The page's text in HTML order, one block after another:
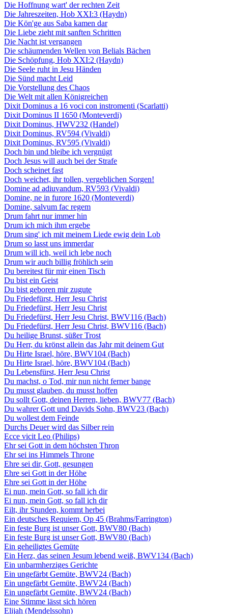
Die Hoffnung wart' der rechten Zeit
Die Jahreszeiten, Hob XXI:3 (Haydn)
Die Kön'ge aus Saba kamen dar
Die Liebe zieht mit sanften Schritten
Die Nacht ist vergangen
Die schäumenden Wellen von Belials Bächen
Die Schöpfung, Hob XXI:2 (Haydn)
Die Seele ruht in Jesu Händen
Die Sünd macht Leid
Die Vorstellung des Chaos
Die Welt mit allen Königreichen
Dixit Dominus a 16 voci con instromenti (Scarlatti)
Dixit Dominus II 1650 (Monteverdi)
Dixit Dominus, HWV232 (Handel)
Dixit Dominus, RV594 (Vivaldi)
Dixit Dominus, RV595 (Vivaldi)
Doch bin und bleibe ich vergnügt
Doch Jesus will auch bei der Strafe
Doch scheinet fast
Doch weichet, ihr tollen, vergeblichen Sorgen!
Domine ad adiuvandum, RV593 (Vivaldi)
Domine, ne in furore 1620 (Monteverdi)
Domine, salvum fac regem
Drum fahrt nur immer hin
Drum ich mich ihm ergebe
Drum sing' ich mit meinem Liede ewig dein Lob
Drum so lasst uns immerdar
Drum will ich, weil ich lebe noch
Drum wir auch billig fröhlich sein
Du bereitest für mir einen Tisch
Du bist ein Geist
Du bist geboren mir zugute
Du Friedefürst, Herr Jesu Christ
Du Friedefürst, Herr Jesu Christ
Du Friedefürst, Herr Jesu Christ, BWV116 (Bach)
Du Friedefürst, Herr Jesu Christ, BWV116 (Bach)
Du heilige Brunst, süßer Trost
Du Herr, du krönst allein das Jahr mit deinem Gut
Du Hirte Israel, höre, BWV104 (Bach)
Du Hirte Israel, höre, BWV104 (Bach)
Du Lebensfürst, Herr Jesu Christ
Du machst, o Tod, mir nun nicht ferner bange
Du musst glauben, du musst hoffen
Du sollt Gott, deinen Herren, lieben, BWV77 (Bach)
Du wahrer Gott und Davids Sohn, BWV23 (Bach)
Du wollest dem Feinde
Durchs Deuer wird das Silber rein
Ecce vicit Leo (Philips)
Ehr sei Gott in dem höchsten Thron
Ehr sei ins Himmels Throne
Ehre sei dir, Gott, gesungen
Ehre sei Gott in der Höhe
Ehre sei Gott in der Höhe
Ei nun, mein Gott, so fall ich dir
Ei nun, mein Gott, so fall ich dir
Eilt, ihr Stunden, kommt herbei
Ein deutsches Requiem, Op 45 (Brahms/Farrington)
Ein feste Burg ist unser Gott, BWV80 (Bach)
Ein feste Burg ist unser Gott, BWV80 (Bach)
Ein geheiligtes Gemüte
Ein Herz, das seinen Jesum lebend weiß, BWV134 (Bach)
Ein unbarmherziges Gerichte
Ein ungefärbt Gemüte, BWV24 (Bach)
Ein ungefärbt Gemüte, BWV24 (Bach)
Ein ungefärbt Gemüte, BWV24 (Bach)
Eine Stimme lässt sich hören
Elijah (Mendelssohn)